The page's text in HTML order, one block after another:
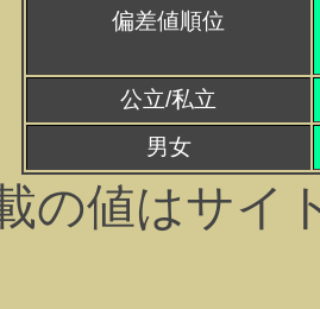
偏差値順位
公立/私立
男女
の値はサイ